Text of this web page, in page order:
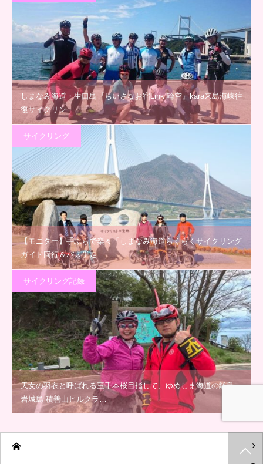
しまなみ海道・生口島『ちいさなお宿Link 輪空』kara来島海峡往
復サイクリン…
サイクリング
【モニター】手ぶらで楽々「しまなみ海道らくらくサイクリング
ガイド同行＆バス併走…
サイクリング記録
天女の羽衣と呼ばれる三千本桜目指して、ゆめしま海道の離島
岩城島 積善山ヒルクラ…
お問合せ